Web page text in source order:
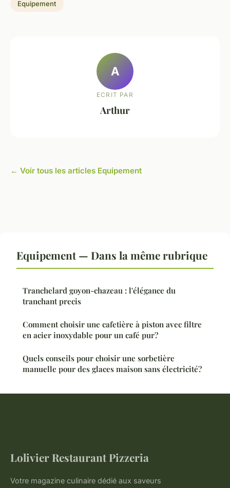
Equipement
A
ECRIT PAR
Arthur
← Voir tous les articles Equipement
Equipement — Dans la même rubrique
Tranchelard goyon-chazeau : l'élégance du
tranchant precis
Comment choisir une cafetière à piston avec filtre
en acier inoxydable pour un café pur?
Quels conseils pour choisir une sorbetière
manuelle pour des glaces maison sans électricité?
Lolivier Restaurant Pizzeria
Votre magazine culinaire dédié aux saveurs